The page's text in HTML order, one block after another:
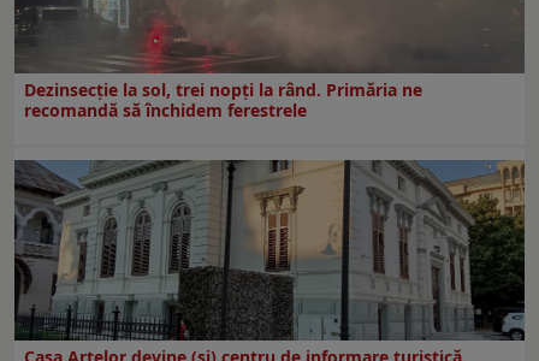
Dezinsecţie la sol, trei nopţi la rând. Primăria ne
recomandă să închidem ferestrele